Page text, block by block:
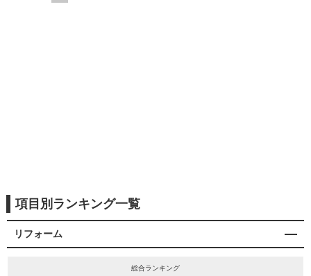
項目別ランキング一覧
リフォーム
総合ランキング